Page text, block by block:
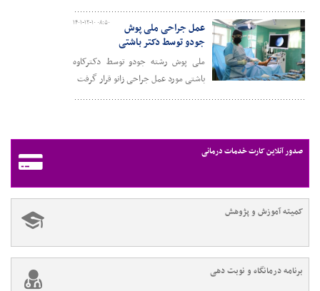
۱۴۰۱-۱۲-۱۰ ۰۸:۵۰
عمل جراحی ملی پوش
جودو توسط دکتر باشتی
ملی پوش رشته جودو توسط دکترکاوه
باشتی مورد عمل جراحی زانو قرار گرفت
صدور آنلاین کارت خدمات درمانی
کمیته آموزش و پژوهش
برنامه درمانگاه و نوبت دهی